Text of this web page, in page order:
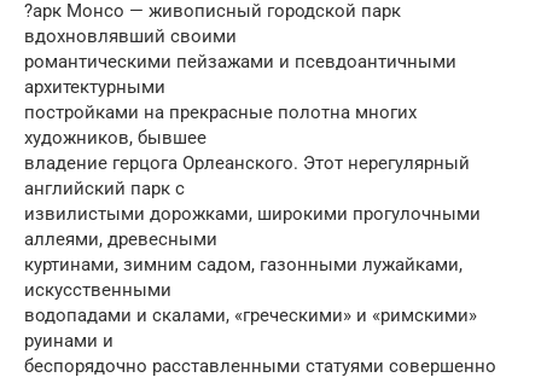
?арк Монсо — живописный городской парк
вдохновлявший своими
романтическими пейзажами и псевдоантичными
архитектурными
постройками на прекрасные полотна многих
художников, бывшее
владение герцога Орлеанского. Этот нерегулярный
английский парк с
извилистыми дорожками, широкими прогулочными
аллеями, древесными
куртинaми, зимним садoм, газонными лужайкaми,
искусственными
водопадами и скалами, «греческими» и «римскими»
руинaми и
беспорядочно расставленными статуями совершенно